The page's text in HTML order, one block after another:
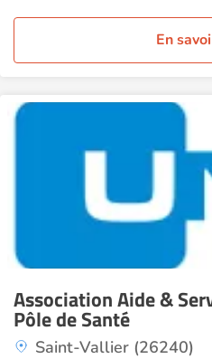
En
Association Aide &
Pôle de Santé
Saint-Vallier (26240)